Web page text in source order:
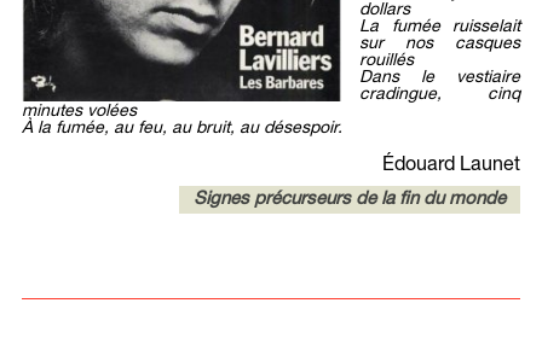
dollars
La fumée ruisselait
sur nos casques
rouillés
Dans le vestiaire
cradingue, cinq
minutes volées
À la fumée, au feu, au bruit, au désespoir.
Édouard Launet
Signes précurseurs de la fin du monde